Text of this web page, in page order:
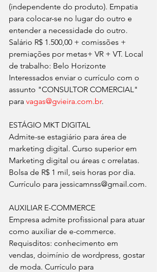
(independente do produto). Empatia
para colocar-se no lugar do outro e
entender a necessidade do outro.
Salário R$ 1.500,00 + comissões +
premiações por metas+ VR + VT. Local
de trabalho: Belo Horizonte
Interessados enviar o currículo com o
assunto "CONSULTOR COMERCIAL"
para vagas@gvieira.com.br.
ESTÁGIO MKT DIGITAL
Admite-se estagiário para área de
marketing digital. Curso superior em
Marketing digital ou áreas c orrelatas.
Bolsa de R$ 1 mil, seis horas por dia.
Currículo para jessicamnss@gmail.com.
AUXILIAR E-COMMERCE
Empresa admite profissional para atuar
como auxiliar de e-commerce.
Requisditos: conhecimento em
vendas, doimínio de wordpress, gostar
de moda. Currículo para